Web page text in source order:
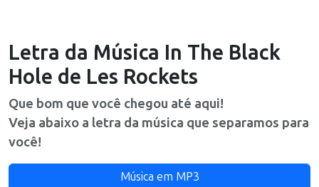
Letra da Música In The Black
Hole de Les Rockets
Que bom que você chegou até aqui!
Veja abaixo a letra da música que separamos para
você!
Música em MP3